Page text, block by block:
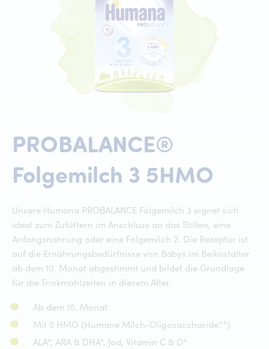
PROBALANCE®
Folgemilch 3 5HMO
Unsere Humana PROBALANCE Folgemilch 3 eignet sich
ideal zum Zufüttern im Anschluss an das Stillen, eine
Anfangsnahrung oder eine Folgemilch 2. Die Rezeptur ist
auf die Ernährungsbedürfnisse von Babys im Beikostalter
ab dem 10. Monat abgestimmt und bildet die Grundlage
für die Trinkmahlzeiten in diesem Alter.
Ab dem 10. Monat
Mit 5 HMO (Humane Milch-Oligosaccharide**)
ALA*, ARA & DHA*, Jod, Vitamin C & D*